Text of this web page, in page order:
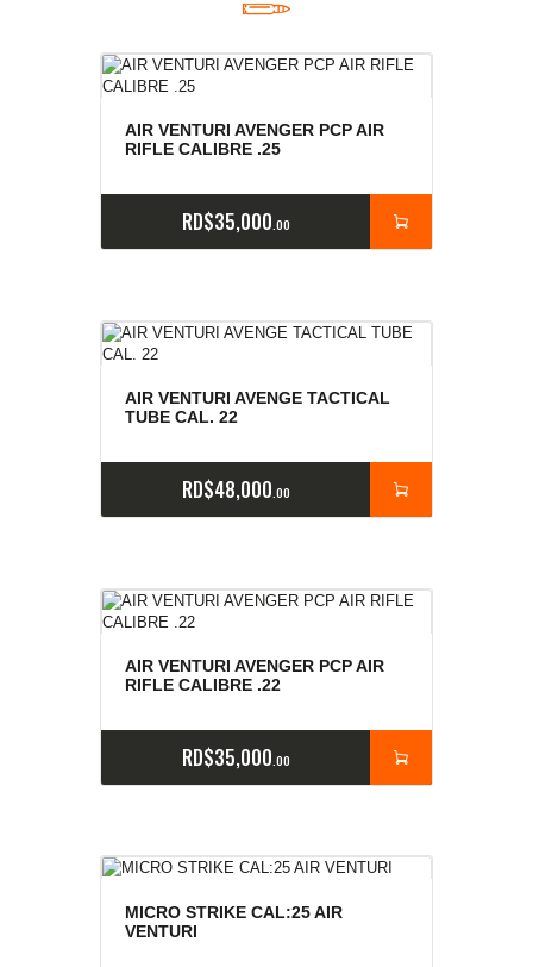
AIR VENTURI AVENGER PCP AIR
RIFLE CALIBRE .25
RD$35,000 00
AIR VENTURI AVENGE TACTICAL
TUBE CAL. 22
RD$48,000 00
AIR VENTURI AVENGER PCP AIR
RIFLE CALIBRE .22
RD$35,000 00
MICRO STRIKE CAL:25 AIR
VENTURI